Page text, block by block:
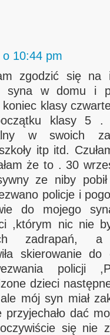
10:44 pm
zgodzić się na
syna w domu i
klasy
klasy 5
w swoich
itp itd.
że to . 30
ze niby
policje i
do mojego
,którym nic nie
zadrapań, a
skierowanie
policji
dzieci
mój syn miał
przyjechało dać
się nie